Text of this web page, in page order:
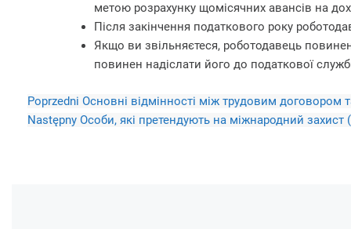
метою розрахунку щомісячних авансів на
Після закінчення податкового року
Якщо ви звільняєтеся, роботодавець
повинен надіслати його до податкової
Poprzedni Основні відмінності між трудовим договором
Następny Особи, які претендують на міжнародний захист